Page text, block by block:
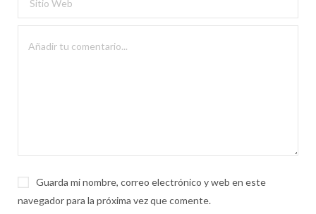
Guarda mi nombre, correo electrónico y web en este
navegador para la próxima vez que comente.